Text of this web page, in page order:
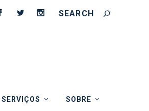
SERVIÇOS SOBRE